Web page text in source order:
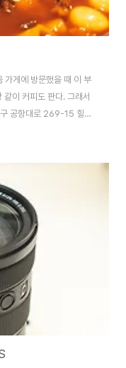
가게에 방문했을 때 이 부
이 커피도 판다. 그래서
공항대로 269-15 힐스
시 - 오후 10시 연락처 :
석떡볶이 등장 오징어 튀
. 가위로 싹뚝싹뚝 잘라
맛도 생각보다 너무 맛있
먹고 가게에서 바로 ..